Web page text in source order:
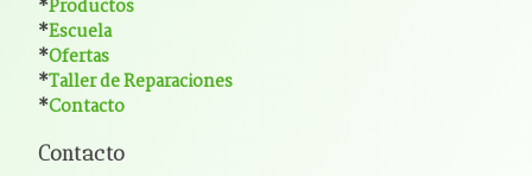
*Productos
*Escuela
*Ofertas
*Taller de Reparaciones
*Contacto
Contacto